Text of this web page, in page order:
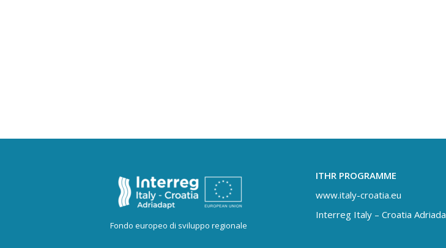
Fondo europeo di sviluppo regionale
ITHR PROGRAMME
www.italy-croatia.eu
Interreg Italy – Croatia